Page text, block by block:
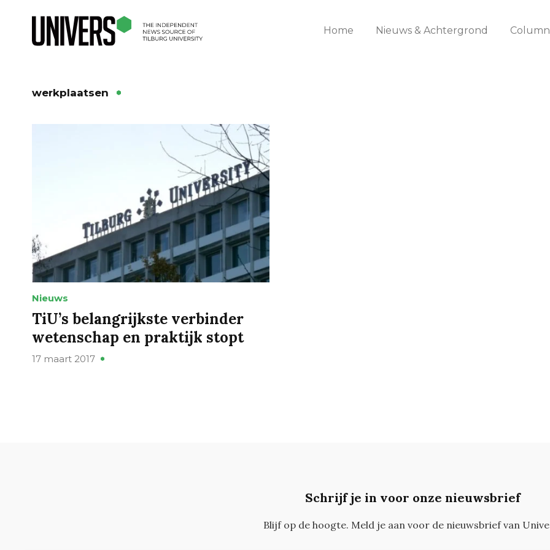
Home Nieuws & Achtergrond
werkplaatsen
Nieuws
TiU’s belangrijkste verbinder
wetenschap en praktijk stopt
17 maart 2017
Schrijf je in voor onze nieuwsbrief
Blijf op de hoogte. Meld je aan voor de nieuwsbrief van